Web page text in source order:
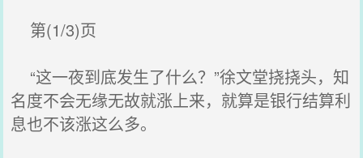
第(1/3)页
“这一夜到底发生了什么？”徐文堂挠挠头，知
名度不会无缘无故就涨上来，就算是银行结算利
息也不该涨这么多。